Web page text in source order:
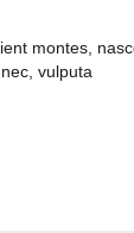
montes,
vulputa